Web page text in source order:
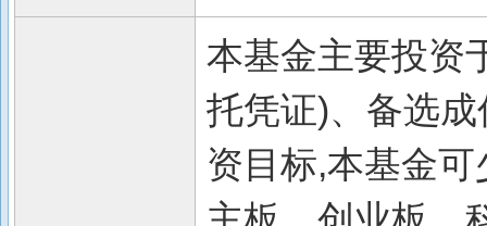
本基金主要投资
托凭证)、备选
资目标,本基金